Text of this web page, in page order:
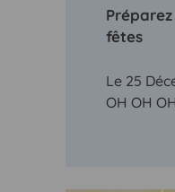
fêtes
Le 25
OH OH